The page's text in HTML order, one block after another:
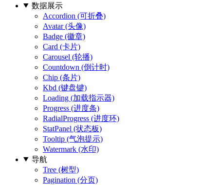
数据展示
Accordion (可折叠)
Avatar (头像)
Badge (徽章)
Card (卡片)
Carousel (轮播)
Countdown (倒计时)
Chip (条片)
Kbd (键盘键)
Loading (加载指示器)
Progress (进度条)
RadialProgress (进度环)
StatPanel (状态板)
Tooltip (气泡提示)
Watermark (水印)
导航
Tree (树型)
Pagination (分页)